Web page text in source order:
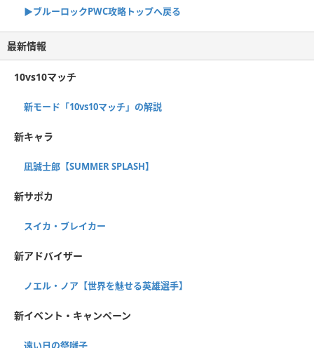
▶︎ブルーロックPWC攻略トップへ戻る
最新情報
10vs10マッチ
新モード「10vs10マッチ」の解説
新キャラ
凪誠士郎【SUMMER SPLASH】
新サポカ
スイカ・ブレイカー
新アドバイザー
ノエル・ノア【世界を魅せる英雄選手】
新イベント・キャンペーン
遠い日の祭囃子